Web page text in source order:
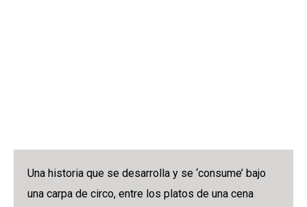
Una historia que se desarrolla y se ‘consume’ bajo
una carpa de circo, entre los platos de una cena